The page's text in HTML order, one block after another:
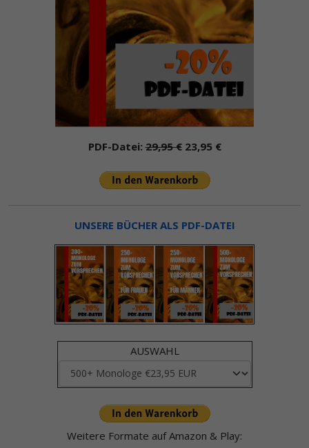
PDF-Datei:29,95 €23,95 €
UNSERE BÜCHER ALS PDF-DATEI
AUSWAHL
Weitere Formate auf Amazon & Play: